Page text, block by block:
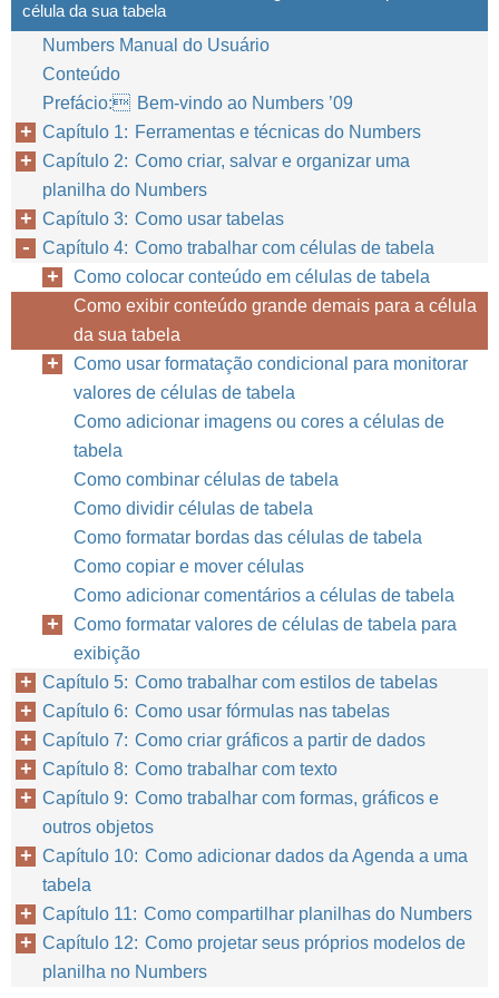
célula da sua tabela
Numbers Manual do Usuário
Conteúdo
Prefácio: Bem-vindo ao Numbers ’09
Capítulo 1: Ferramentas e técnicas do Numbers
Capítulo 2: Como criar, salvar e organizar uma
planilha do Numbers
Capítulo 3: Como usar tabelas
Capítulo 4: Como trabalhar com células de tabela
Como colocar conteúdo em células de tabela
Como exibir conteúdo grande demais para a célula
da sua tabela
Como usar formatação condicional para monitorar
valores de células de tabela
Como adicionar imagens ou cores a células de
tabela
Como combinar células de tabela
Como dividir células de tabela
Como formatar bordas das células de tabela
Como copiar e mover células
Como adicionar comentários a células de tabela
Como formatar valores de células de tabela para
exibição
Capítulo 5: Como trabalhar com estilos de tabelas
Capítulo 6: Como usar fórmulas nas tabelas
Capítulo 7: Como criar gráficos a partir de dados
Capítulo 8: Como trabalhar com texto
Capítulo 9: Como trabalhar com formas, gráficos e
outros objetos
Capítulo 10: Como adicionar dados da Agenda a uma
tabela
Capítulo 11: Como compartilhar planilhas do Numbers
Capítulo 12: Como projetar seus próprios modelos de
planilha no Numbers